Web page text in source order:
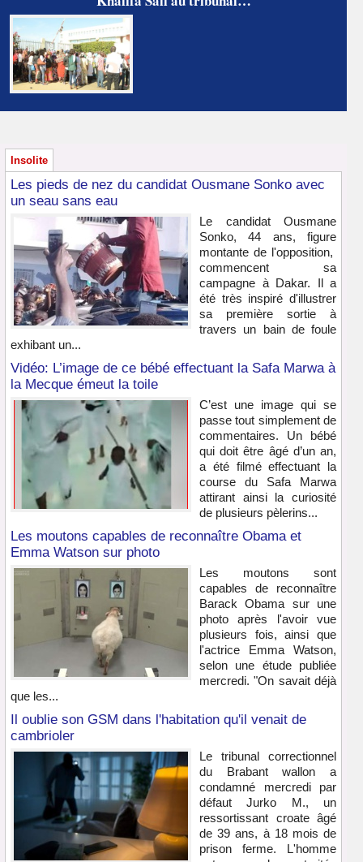
Insolite
Les pieds de nez du candidat Ousmane Sonko avec
un seau sans eau
Le candidat Ousmane
Sonko, 44 ans, figure
montante de l'opposition,
commencent sa
campagne à Dakar. Il a
été très inspiré d'illustrer
sa première sortie à
travers un bain de foule
exhibant un...
Vidéo: L’image de ce bébé effectuant la Safa Marwa à
la Mecque émeut la toile
C’est une image qui se
passe tout simplement de
commentaires. Un bébé
qui doit être âgé d’un an,
a été filmé effectuant la
course du Safa Marwa
attirant ainsi la curiosité
de plusieurs pèlerins...
Les moutons capables de reconnaître Obama et
Emma Watson sur photo
Les moutons sont
capables de reconnaître
Barack Obama sur une
photo après l'avoir vue
plusieurs fois, ainsi que
l'actrice Emma Watson,
selon une étude publiée
mercredi. "On savait déjà
que les...
Il oublie son GSM dans l'habitation qu'il venait de
cambrioler
Le tribunal correctionnel
du Brabant wallon a
condamné mercredi par
défaut Jurko M., un
ressortissant croate âgé
de 39 ans, à 18 mois de
prison ferme. L'homme